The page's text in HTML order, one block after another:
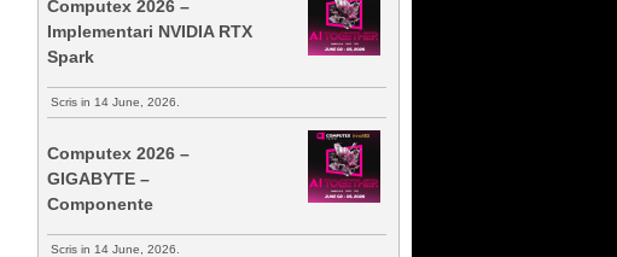
Computex 2026 –
Implementari NVIDIA RTX
Spark
Scris in 14 June, 2026.
Computex 2026 –
GIGABYTE –
Componente
Scris in 14 June, 2026.